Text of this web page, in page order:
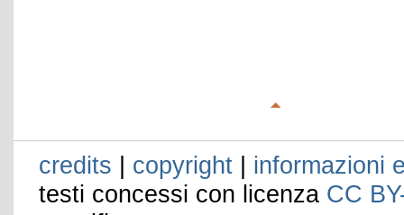
credits | copyright | informazioni
testi concessi con licenza CC